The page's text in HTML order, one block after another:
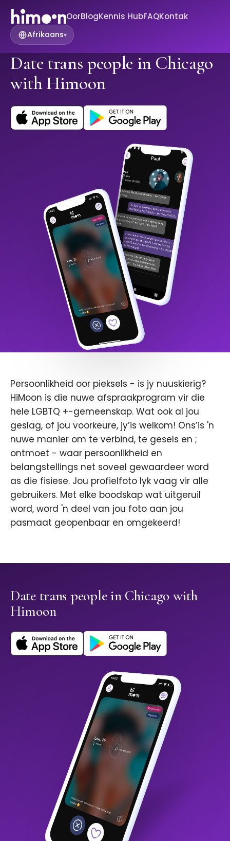
OorBlogKennis HubFAQKontak
Afrikaans▾
Date trans people in Chicago
with Himoon
Persoonlikheid oor pieksels - is jy nuuskierig?
HiMoon is die nuwe afspraakprogram vir die
hele LGBTQ +-gemeenskap. Wat ook al jou
geslag, of jou voorkeure, jy’is welkom! Ons’is 'n
nuwe manier om te verbind, te gesels en ;
ontmoet - waar persoonlikheid en
belangstellings net soveel gewaardeer word
as die fisiese. Jou profielfoto lyk vaag vir alle
gebruikers. Met elke boodskap wat uitgeruil
word, word 'n deel van jou foto aan jou
pasmaat geopenbaar en omgekeerd!
Date trans people in Chicago with
Himoon